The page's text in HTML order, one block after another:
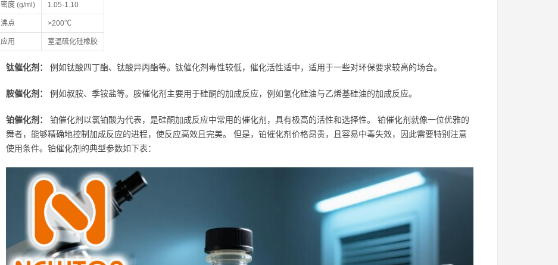
密度 (g/ml) 1.05-1.10
沸点 >200℃
应用 室温硫化硅橡胶
钛催化剂： 例如钛酸四丁酯、钛酸异丙酯等。钛催化剂毒性较低，催化活性适中，适用于一些对环保要求较高的场合。
胺催化剂： 例如叔胺、季铵盐等。胺催化剂主要用于硅酮的加成反应，例如氢化硅油与乙烯基硅油的加成反应。
铂催化剂：
铂催化剂以氯铂酸为代表，是硅酮加成反应中常用的催化剂，具有极高的活性和选择性。 铂催化剂就像一位优雅的
舞者，能够精确地控制加成反应的进程，使反应高效且完美。 但是，铂催化剂价格昂贵，且容易中毒失效，因此需要特别注意
使用条件。铂催化剂的典型参数如下表：